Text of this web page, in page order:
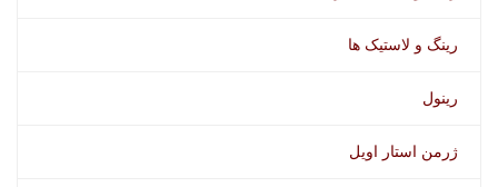
رینگ و لاستیک ها
رینول
ژرمن استار اویل